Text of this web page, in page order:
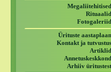
Megaliitehitised
Rituaalid
Fotogaleriid
Ürituste aastaplaan
Kontakt ja tutvustus
Artiklid
Annetuskeskkond
Arhiiv üritustest